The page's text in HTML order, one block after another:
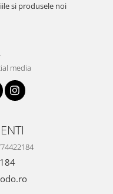
si produsele noi
media